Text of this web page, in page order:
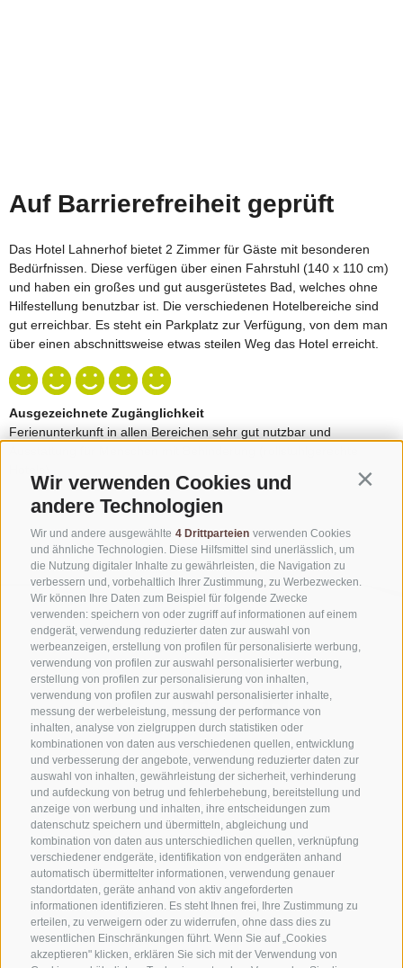
Wir verwenden Cookies und
andere Technologien
Wir und andere ausgewählte 4 Drittparteien verwenden Cookies
und ähnliche Technologien. Diese Hilfsmittel sind unerlässlich, um
die Nutzung digitaler Inhalte zu gewährleisten, die Navigation zu
verbessern und, vorbehaltlich Ihrer Zustimmung, zu Werbezwecken.
Wir können Ihre Daten zum Beispiel für folgende Zwecke
verwenden: speichern von oder zugriff auf informationen auf einem
endgerät, verwendung reduzierter daten zur auswahl von
werbeanzeigen, erstellung von profilen für personalisierte werbung,
verwendung von profilen zur auswahl personalisierter werbung,
erstellung von profilen zur personalisierung von inhalten,
verwendung von profilen zur auswahl personalisierter inhalte,
messung der werbeleistung, messung der performance von
inhalten, analyse von zielgruppen durch statistiken oder
kombinationen von daten aus verschiedenen quellen, entwicklung
und verbesserung der angebote, verwendung reduzierter daten zur
auswahl von inhalten, gewährleistung der sicherheit, verhinderung
und aufdeckung von betrug und fehlerbehebung, bereitstellung und
anzeige von werbung und inhalten, ihre entscheidungen zum
datenschutz speichern und übermitteln, abgleichung und
kombination von daten aus unterschiedlichen quellen, verknüpfung
verschiedener endgeräte, identifikation von endgeräten anhand
automatisch übermittelter informationen, verwendung genauer
standortdaten, geräte anhand von aktiv angeforderten
informationen identifizieren. Es steht Ihnen frei, Ihre Zustimmung zu
erteilen, zu verweigern oder zu widerrufen, ohne dass dies zu
wesentlichen Einschränkungen führt. Wenn Sie auf „Cookies
akzeptieren" klicken, erklären Sie sich mit der Verwendung von
KONTAKTIERE UNS
+39 0472 765325
info@sterzing.com
NEWSLETTER
Bleib am Laufenden